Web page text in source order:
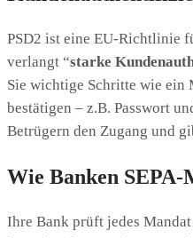
PSD2 ist eine EU-Richtlinie
verlangt “starke
Sie wichtige Schritte wie ein
bestätigen – z.B. Passwort
Betrügern den Zugang und
Wie Banken
Ihre Bank prüft jedes